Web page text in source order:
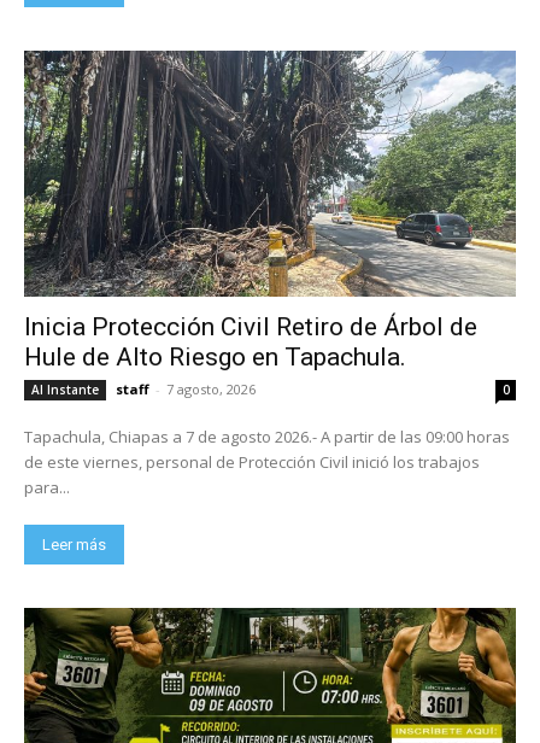
Inicia Protección Civil Retiro de Árbol de
Hule de Alto Riesgo en Tapachula.
Al Instante staff - 7 agosto, 2026 0
Tapachula, Chiapas a 7 de agosto 2026.- A partir de las 09:00 horas
de este viernes, personal de Protección Civil inició los trabajos
para...
Leer más